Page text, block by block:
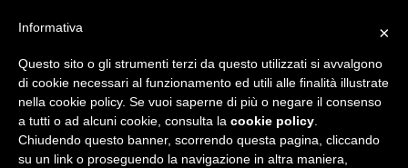
×
Informativa
Questo sito o gli strumenti terzi da questo utilizzati si avvalgono
di cookie necessari al funzionamento ed utili alle finalità illustrate
nella cookie policy. Se vuoi saperne di più o negare il consenso
a tutti o ad alcuni cookie, consulta la cookie policy
Chiudendo questo banner, scorrendo questa pagina, cliccando
su un link o proseguendo la navigazione in altra maniera,